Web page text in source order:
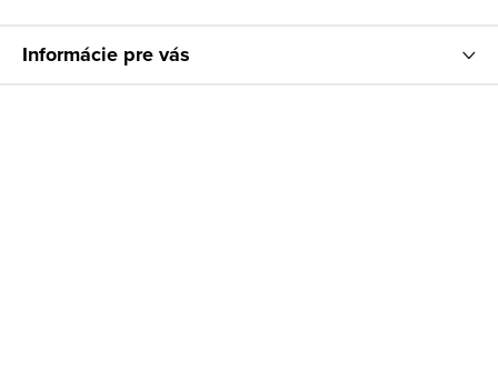
Informácie pre vás